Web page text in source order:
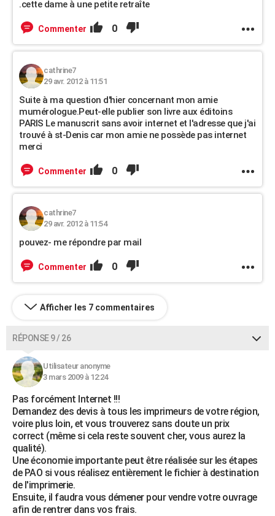
.cette dame à une petite retraîte
Commenter 0
cathrine7
29 avr. 2012 à 11:51
Suite à ma question d'hier concernant mon amie
mumérologue.Peut-elle publier son livre aux éditoins
PARIS Le manuscrit sans avoir internet et l'adresse que j'ai
trouvé à st-Denis car mon amie ne possède pas internet
merci
Commenter 0
cathrine7
29 avr. 2012 à 11:54
pouvez- me répondre par mail
Commenter 0
Afficher les 7 commentaires
RÉPONSE 9 / 26
Utilisateur anonyme
3 mars 2009 à 12:24
Pas forcément Internet !!!
Demandez des devis à tous les imprimeurs de votre région,
voire plus loin, et vous trouverez sans doute un prix
correct (même si cela reste souvent cher, vous aurez la
qualité).
Une économie importante peut être réalisée sur les étapes
de PAO si vous réalisez entièrement le fichier à destination
de l'imprimerie.
Ensuite, il faudra vous démener pour vendre votre ouvrage
afin de rentrer dans vos frais.